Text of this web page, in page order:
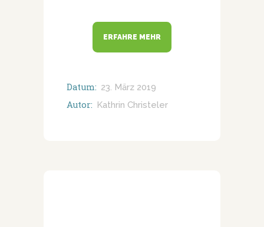
ERFAHRE MEHR
Datum: 23. März 2019
Autor: Kathrin Christeler